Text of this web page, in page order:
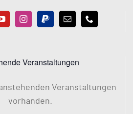
Veranstaltungen
Veranstaltungen
vorhanden.